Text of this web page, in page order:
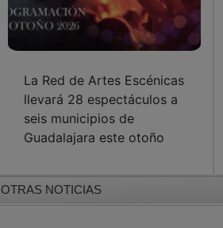
La Red de Artes Escénicas
llevará 28 espectáculos a
seis municipios de
Guadalajara este otoño
OTRAS NOTICIAS